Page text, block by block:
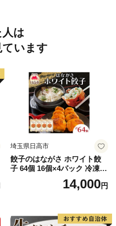
は
ています
埼玉県日高市
餃子のはながさ ホワイト餃
子 64個 16個×4パック 冷凍
中華 点心 B級グルメ ご当地
野菜 おつまみ おかず 簡単調
ー ギフト お取り寄せ 日高市
14,000円